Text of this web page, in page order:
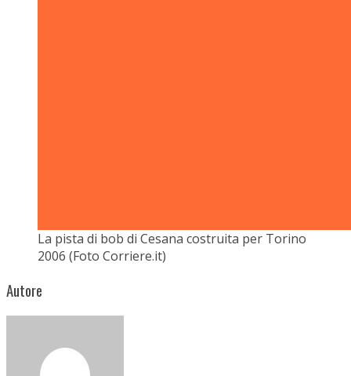
La pista di bob di Cesana costruita per Torino
2006 (Foto Corriere.it)
Autore